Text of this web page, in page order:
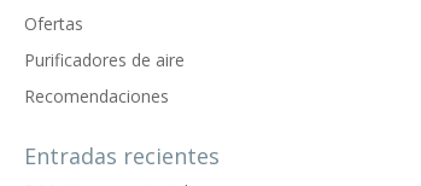
Ofertas
Purificadores de aire
Recomendaciones
Entradas recientes